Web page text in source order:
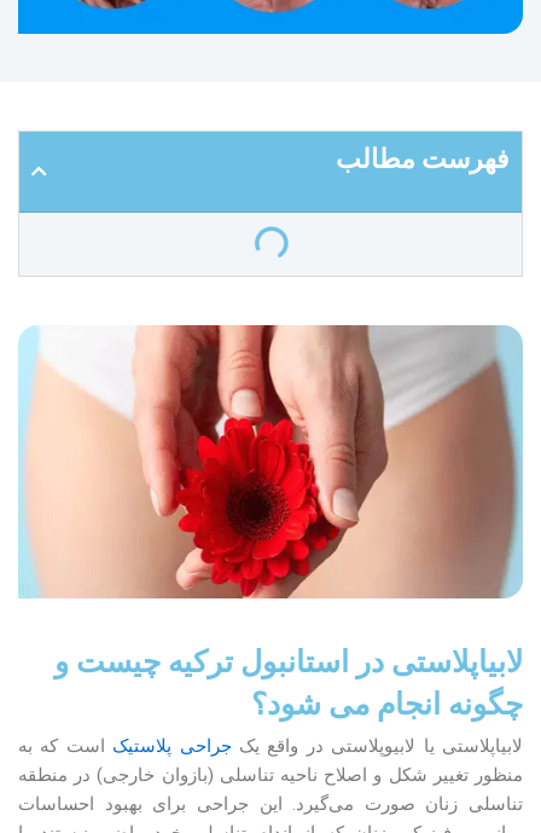
فهرست مطالب
لابیاپلاستی در استانبول ترکیه چیست و
چگونه انجام می شود؟
لابیاپلاستی یا لابیوپلاستی در واقع یک جراحی پلاستیک است که به
منظور تغییر شکل و اصلاح ناحیه تناسلی (بازوان خارجی) در منطقه
تناسلی زنان صورت می‌گیرد. این جراحی برای بهبود احساسات